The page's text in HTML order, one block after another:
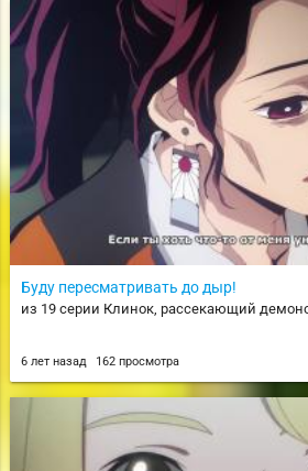
Буду пересматривать до дыр!
из 19 серии Клинок, рассекающий
6 лет назад 162 просмотра